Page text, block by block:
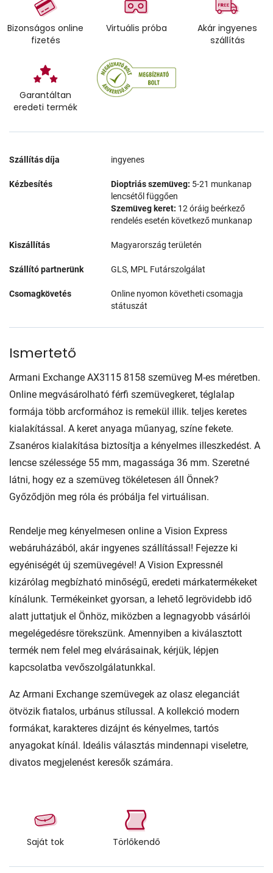
Bizonságos online
fizetés
Virtuális próba
Akár ingyenes
szállítás
Garantáltan
eredeti termék
Szállítás díja ingyenes
Kézbesítés Dioptriás szemüveg: 5-21 munkanap
lencsétől függően
Szemüveg keret: 12 óráig beérkező
rendelés esetén következő munkanap
Kiszállítás Magyarország területén
Szállító partnerünk GLS, MPL Futárszolgálat
Csomagkövetés
Online nyomon követheti csomagja
státuszát
Ismertető
Armani Exchange AX3115 8158 szemüveg M-es méretben.
Online megvásárolható férfi szemüvegkeret, téglalap
formája több arcformához is remekül illik. teljes keretes
kialakítással. A keret anyaga műanyag, színe fekete.
Zsanéros kialakítása biztosítja a kényelmes illeszkedést. A
lencse szélessége 55 mm, magassága 36 mm. Szeretné
látni, hogy ez a szemüveg tökéletesen áll Önnek?
Győződjön meg róla és próbálja fel virtuálisan.
Rendelje meg kényelmesen online a Vision Express
webáruházából, akár ingyenes szállítással! Fejezze ki
egyéniségét új szemüvegével! A Vision Expressnél
kizárólag megbízható minőségű, eredeti márkatermékeket
kínálunk. Termékeinket gyorsan, a lehető legrövidebb idő
alatt juttatjuk el Önhöz, miközben a legnagyobb vásárlói
megelégedésre törekszünk. Amennyiben a kiválasztott
termék nem felel meg elvárásainak, kérjük, lépjen
kapcsolatba vevőszolgálatunkkal.
Az Armani Exchange szemüvegek az olasz eleganciát
ötvözik fiatalos, urbánus stílussal. A kollekció modern
formákat, karakteres dizájnt és kényelmes, tartós
anyagokat kínál. Ideális választás mindennapi viseletre,
divatos megjelenést keresők számára.
Saját tok Törlőkendő